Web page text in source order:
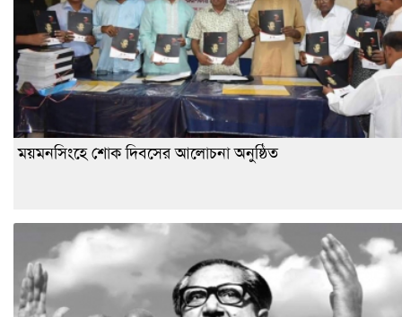
ময়মনসিংহে শোক দিবসের আলোচনা অনুষ্ঠিত